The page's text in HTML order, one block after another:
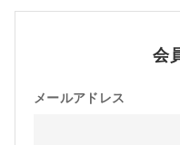
会
メールアドレス